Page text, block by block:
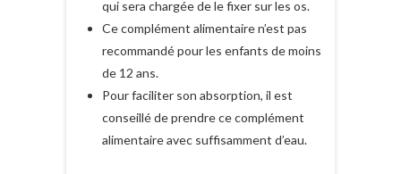
qui sera chargée de le fixer sur les os.
Ce complément alimentaire n’est pas
recommandé pour les enfants de moins
de 12 ans.
Pour faciliter son absorption, il est
conseillé de prendre ce complément
alimentaire avec suffisamment d’eau.